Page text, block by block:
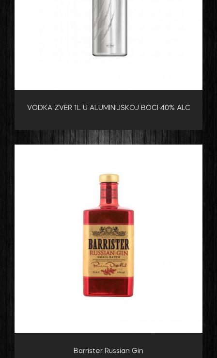
VODKA ZVER 1L U ALUMINIJSKOJ BOCI 40% ALC
Barrister Russian Gin